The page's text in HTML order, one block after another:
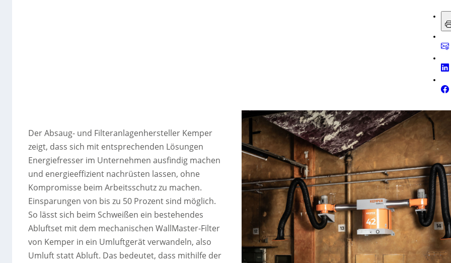
Der Absaug- und Filteranlagenhersteller Kemper
zeigt, dass sich mit entsprechenden Lösungen
Energiefresser im Unternehmen ausfindig machen
und energieeffizient nachrüsten lassen, ohne
Kompromisse beim Arbeitsschutz zu machen.
Einsparungen von bis zu 50 Prozent sind möglich.
So lässt sich beim Schweißen ein bestehendes
Abluftset mit dem mechanischen WallMaster-Filter
von Kemper in ein Umluftgerät verwandeln, also
Umluft statt Abluft. Das bedeutet, dass mithilfe der